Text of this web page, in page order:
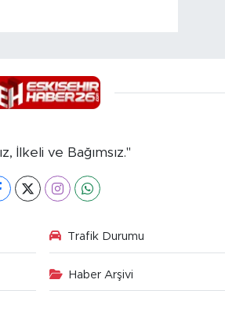
İlkeli ve Bağımsız."
Trafik Durumu
Haber Arşivi